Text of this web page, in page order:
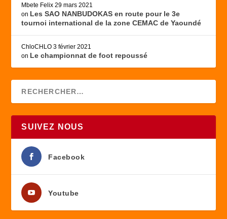
Mbete Felix 29 mars 2021
on Les SAO NANBUDOKAS en route pour le 3e
tournoi international de la zone CEMAC de Yaoundé
ChloCHLO 3 février 2021
on Le championnat de foot repoussé
SUIVEZ NOUS
Facebook
Youtube